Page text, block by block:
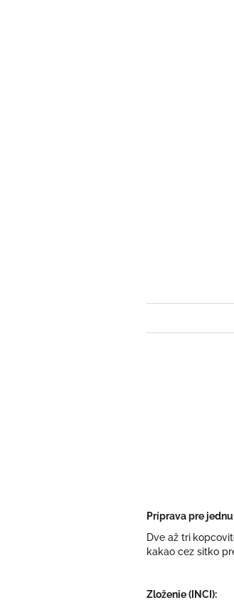
Príprava pre
Dve až tri
kakao cez sitko
Zloženie (INCI):